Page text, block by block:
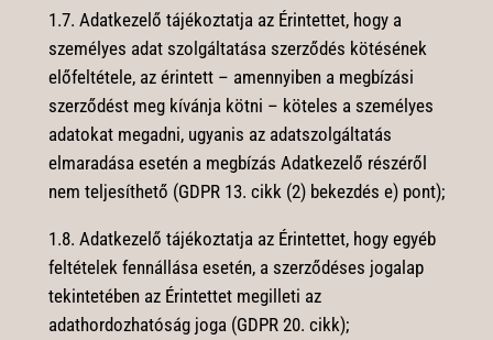
1.7. Adatkezelő tájékoztatja az Érintettet, hogy a
személyes adat szolgáltatása szerződés kötésének
előfeltétele, az érintett – amennyiben a megbízási
szerződést meg kívánja kötni – köteles a személyes
adatokat megadni, ugyanis az adatszolgáltatás
elmaradása esetén a megbízás Adatkezelő részéről
nem teljesíthető (GDPR 13. cikk (2) bekezdés e) pont);
1.8. Adatkezelő tájékoztatja az Érintettet, hogy egyéb
feltételek fennállása esetén, a szerződéses jogalap
tekintetében az Érintettet megilleti az
adathordozhatóság joga (GDPR 20. cikk);